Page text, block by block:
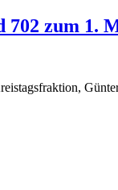
702 zum 1.